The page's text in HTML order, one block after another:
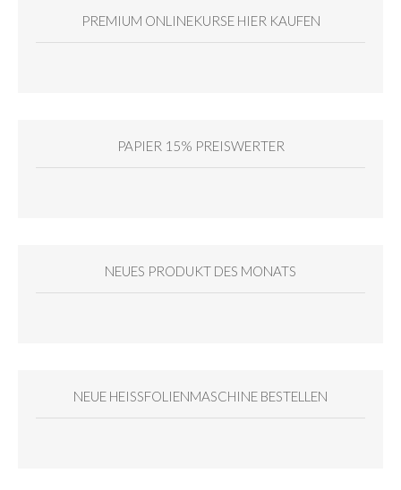
PREMIUM ONLINEKURSE HIER KAUFEN
PAPIER 15% PREISWERTER
NEUES PRODUKT DES MONATS
NEUE HEISSFOLIENMASCHINE BESTELLEN